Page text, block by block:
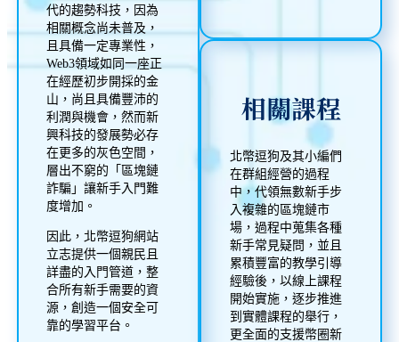
代的趨勢科技，因為
相關概念尚未普及，
且具備一定專業性，
Web3領域如同一座正
在經歷初步開採的金
山，尚且具備豐沛的
利潤與機會，然而新
興科技的發展勢必存
在更多的灰色空間，
層出不窮的「區塊鏈
詐騙」讓新手入門難
度增加。
因此，北幣逗狗網站
立志提供一個親民且
詳盡的入門管道，整
合所有新手需要的資
源，創造一個安全可
靠的學習平台。
相關課程
北幣逗狗及其小編們
在群組經營的過程
中，代領無數新手步
入複雜的區塊鏈市
場，過程中蒐集各種
新手常見疑問，並且
累積豐富的教學引導
經驗後，以線上課程
開始實施，逐步推進
到實體課程的舉行，
更全面的支援幣圈新